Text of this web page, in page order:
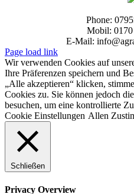
Phone:
Mobil:
E-Mail:
Page load link
Wir verwenden Cookies auf
Ihre Präferenzen speichern und
„Alle akzeptieren“ klicken,
Cookies zu. Sie können jedoch
besuchen, um eine kontrollierte
Cookie Einstellungen Allen
Schließen
Privacy Overview